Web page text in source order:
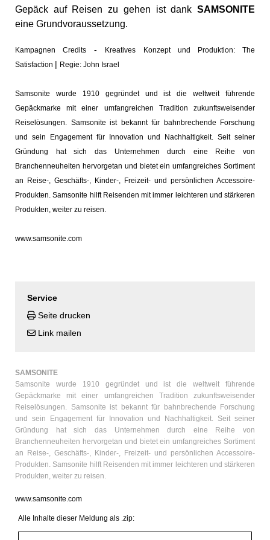
Gepäck auf Reisen zu gehen ist dank SAMSONITE
eine Grundvoraussetzung.
Kampagnen Credits -
Kreatives Konzept und Produktion: The
Satisfaction | Regie: John Israel
Samsonite wurde 1910 gegründet und ist die weltweit führende
Gepäckmarke mit einer umfangreichen Tradition zukunftsweisender
Reiselösungen. Samsonite ist bekannt für bahnbrechende Forschung
und sein Engagement für Innovation und Nachhaltigkeit. Seit seiner
Gründung hat sich das Unternehmen durch eine Reihe von
Branchenneuheiten hervorgetan und bietet ein umfangreiches Sortiment
an Reise-, Geschäfts-, Kinder-, Freizeit- und persönlichen Accessoire-
Produkten. Samsonite hilft Reisenden mit immer leichteren und stärkeren
Produkten, weiter zu reisen.
www.samsonite.com
Service
Seite drucken
Link mailen
SAMSONITE
Samsonite wurde 1910 gegründet und ist die weltweit führende
Gepäckmarke mit einer umfangreichen Tradition zukunftsweisender
Reiselösungen. Samsonite ist bekannt für bahnbrechende Forschung
und sein Engagement für Innovation und Nachhaltigkeit. Seit seiner
Gründung hat sich das Unternehmen durch eine Reihe von
Branchenneuheiten hervorgetan und bietet ein umfangreiches Sortiment
an Reise-, Geschäfts-, Kinder-, Freizeit- und persönlichen Accessoire-
Produkten. Samsonite hilft Reisenden mit immer leichteren und stärkeren
Produkten, weiter zu reisen.
www.samsonite.com
Alle Inhalte dieser Meldung als .zip: